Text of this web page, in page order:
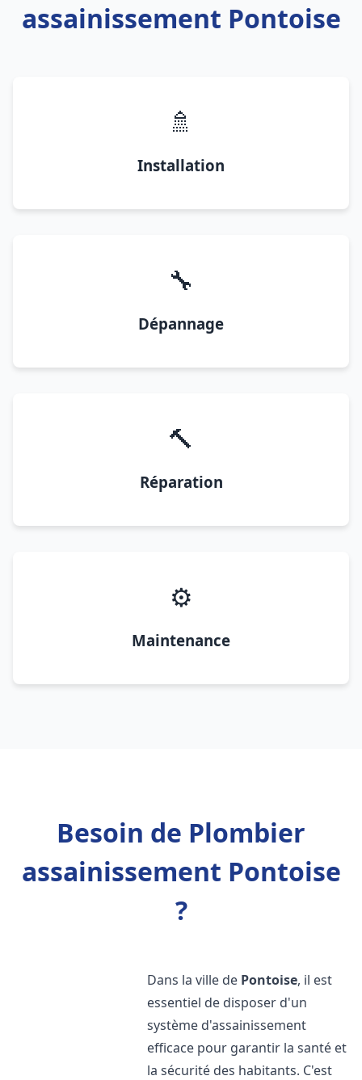
assainissement Pontoise
🚿
Installation
🔧
Dépannage
🔨
Réparation
⚙️
Maintenance
Besoin de Plombier
assainissement Pontoise
?
Dans la ville de Pontoise, il est
essentiel de disposer d'un
système d'assainissement
efficace pour garantir la santé et
la sécurité des habitants. C'est